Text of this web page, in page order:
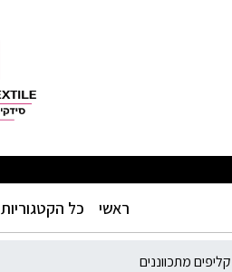
מתכווננים
ראשי
(current) כל הקטגוריות
מתכווננים